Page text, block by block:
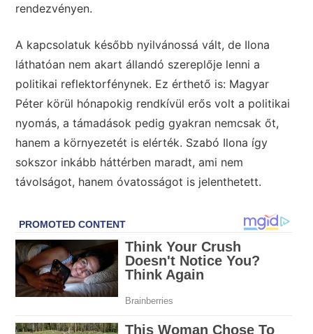
rendezvényen.
A kapcsolatuk később nyilvánossá vált, de Ilona
láthatóan nem akart állandó szereplője lenni a
politikai reflektorfénynek. Ez érthető is: Magyar
Péter körül hónapokig rendkívül erős volt a politikai
nyomás, a támadások pedig gyakran nemcsak őt,
hanem a környezetét is elérték. Szabó Ilona így
sokszor inkább háttérben maradt, ami nem
távolságot, hanem óvatosságot is jelenthetett.